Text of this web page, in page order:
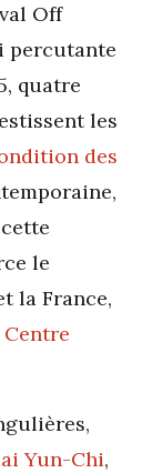
Off
percutante
quatre
les
des
le
la France,
Centre
Yun-Chi,